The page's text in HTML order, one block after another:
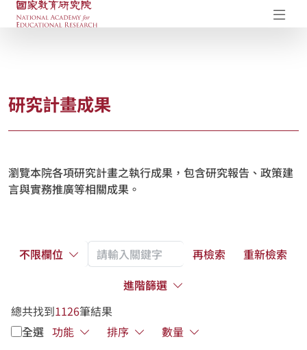
國家教育研究院-研究成果典藏庫
研究計畫成果
瀏覽本院各項研究計畫之執行成果，包含研究報告、政策建
言與實務推廣等相關成果。
不限欄位 再檢索
重新檢索
進階篩選
總共找到1126筆結果
全選 功能 排序
數量